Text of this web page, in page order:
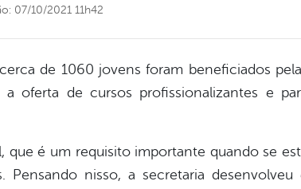
07/10/2021 11h42
de 1060 jovens foram beneficiados
oferta de cursos profissionalizantes e
que é um requisito importante quando se
nisso, a secretaria desenvolveu